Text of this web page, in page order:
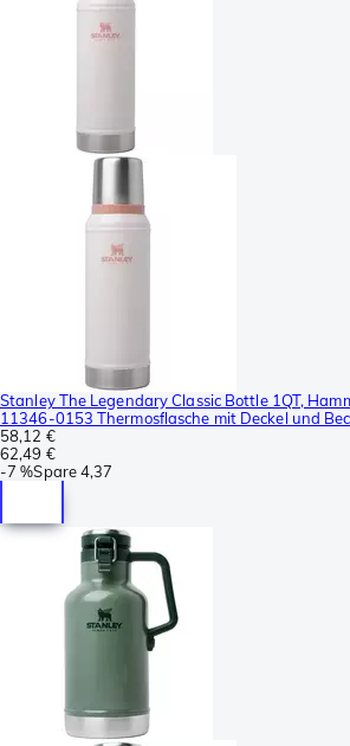
Stanley The Legendary Classic Bottle 1QT,
11346-0153 Thermosflasche mit Deckel und
58,12 €
62,49 €
-7 %Spare4,37